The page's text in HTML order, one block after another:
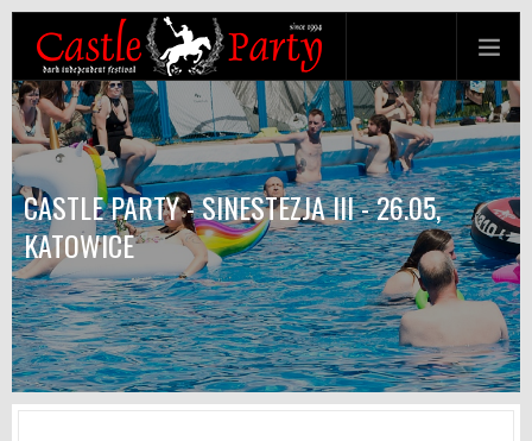
CASTLE PARTY - SINESTEZJA III - 26.05,
KATOWICE